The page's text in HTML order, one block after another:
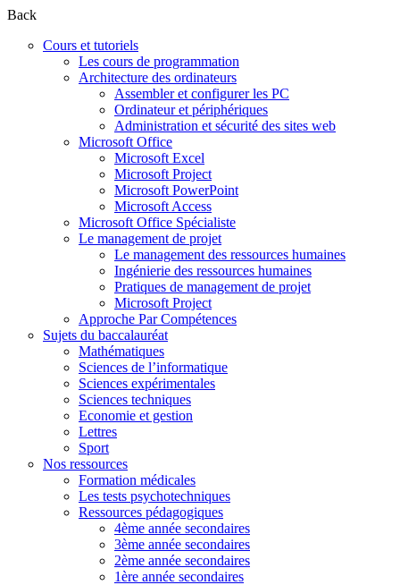
Back
Cours et tutoriels
Les cours de programmation
Architecture des ordinateurs
Assembler et configurer les PC
Ordinateur et périphériques
Administration et sécurité des sites web
Microsoft Office
Microsoft Excel
Microsoft Project
Microsoft PowerPoint
Microsoft Access
Microsoft Office Spécialiste
Le management de projet
Le management des ressources humaines
Ingénierie des ressources humaines
Pratiques de management de projet
Microsoft Project
Approche Par Compétences
Sujets du baccalauréat
Mathématiques
Sciences de l’informatique
Sciences expérimentales
Sciences techniques
Economie et gestion
Lettres
Sport
Nos ressources
Formation médicales
Les tests psychotechniques
Ressources pédagogiques
4ème année secondaires
3ème année secondaires
2ème année secondaires
1ère année secondaires